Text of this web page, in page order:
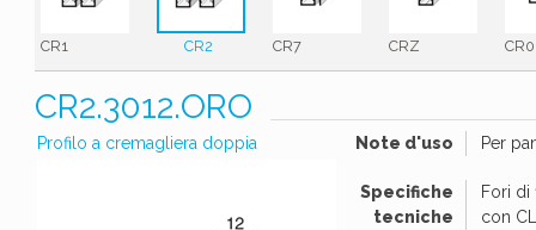
CR1 CR2 CR7 CRZ CR0
CR2.3012.ORO
Profilo a cremagliera doppia Note d'uso Per
Specifiche
tecniche
Fori di
con